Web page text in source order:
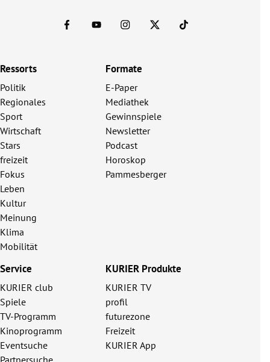
Ressorts
Politik
Regionales
Sport
Wirtschaft
Stars
freizeit
Fokus
Leben
Kultur
Meinung
Klima
Mobilität
Formate
E-Paper
Mediathek
Gewinnspiele
Newsletter
Podcast
Horoskop
Pammesberger
Service
KURIER club
Spiele
TV-Programm
Kinoprogramm
Eventsuche
KURIER Produkte
KURIER TV
profil
futurezone
Freizeit
KURIER App